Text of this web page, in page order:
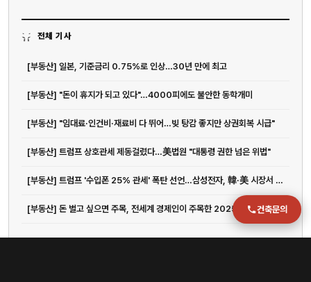
전체 기사
[부동산] 일본, 기준금리 0.75%로 인상…30년 만에 최고
[부동산] "돈이 휴지가 되고 있다"…4000피에도 불안한 동학개미
[부동산] "임대료·인건비·재료비 다 뛰어…빚 탕감 좋지만 상권회복 시급"
[부동산] 트럼프 상호관세 제동걸렸다…美법원 "대통령 권한 넘은 위법"
[부동산] 트럼프 '수입폰 25% 관세' 폭탄 선언…삼성전자, 韓·美 시장서 고민 커...
[부동산] 돈 벌고 싶으면 주목, 전세계 경제인이 주목한 2025년 최고의 부업 7가지
건축문의
부산 강서구 명지국제2로 41
월–금 09:00–18:00